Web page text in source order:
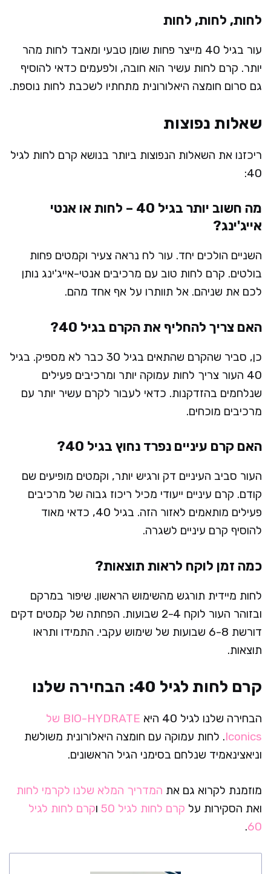
לחות, לחות, לחות
עור בגיל 40 מייצר פחות שומן טבעי ומאבד לחות מהר
יותר. קרם לחות עשיר הוא חובה, ולפעמים כדאי להוסיף
גם סרום חומצה היאלורונית מתחתיו לשכבת לחות נוספת.
שאלות נפוצות
ריכזנו את השאלות הנפוצות ביותר בנושא קרם לחות לגיל
40:
מה חשוב יותר בגיל 40 – לחות או אנטי
אייג'ינג?
השניים הולכים יחד. עור לח נראה צעיר וקמטים פחות
בולטים. קרם לחות טוב עם מרכיבים אנטי-אייג'ינג נותן
לכם את שניהם. אל תוותרו על אף אחד מהם.
האם צריך להחליף את הקרם בגיל 40?
כן, סביר שהקרם שהתאים בגיל 30 כבר לא מספיק. בגיל
40 העור צריך לחות עמוקה יותר ומרכיבים פעילים
שנלחמים בהזדקנות. כדאי לעבור לקרם עשיר יותר עם
מרכיבים מוכחים.
האם קרם עיניים נפרד נחוץ בגיל 40?
העור סביב העיניים דק ורגיש יותר, וקמטים מופיעים שם
קודם. קרם עיניים ייעודי מכיל ריכוז גבוה של מרכיבים
פעילים מותאמים לאזור הזה. בגיל 40, כדאי מאוד
להוסיף קרם עיניים לשגרה.
כמה זמן לוקח לראות תוצאות?
לחות מיידית תורגש מהשימוש הראשון. שיפור במרקם
ובזוהר העור לוקח 2-4 שבועות. הפחתה של קמטים דקים
דורשת 6-8 שבועות של שימוש עקבי. התמידו ותראו
תוצאות.
קרם לחות לגיל 40: הבחירה שלנו
הבחירה שלנו לגיל 40 היא
BIO-HYDRATE של
Iconics. לחות עמוקה עם חומצה היאלורונית משולשת
וניאצינאמיד שנלחם בסימני הגיל הראשונים.
מוזמנת לקרוא גם את המדריך המלא שלנו לקרמי לחות
ואת הסקירות על קרם לחות לגיל 50 וקרם לחות לגיל
60
.